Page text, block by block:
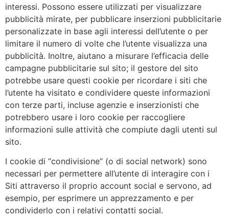
interessi. Possono essere utilizzati per visualizzare
pubblicità mirate, per pubblicare inserzioni pubblicitarie
personalizzate in base agli interessi dell’utente o per
limitare il numero di volte che l’utente visualizza una
pubblicità. Inoltre, aiutano a misurare l’efficacia delle
campagne pubblicitarie sul sito; il gestore del sito
potrebbe usare questi cookie per ricordare i siti che
l’utente ha visitato e condividere queste informazioni
con terze parti, incluse agenzie e inserzionisti che
potrebbero usare i loro cookie per raccogliere
informazioni sulle attività che compiute dagli utenti sul
sito.
I cookie di “condivisione” (o di social network) sono
necessari per permettere all’utente di interagire con i
Siti attraverso il proprio account social e servono, ad
esempio, per esprimere un apprezzamento e per
condividerlo con i relativi contatti social.